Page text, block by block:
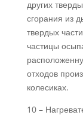
других
сгорания из
твердых
частицы
отходов
колесиках.
10 –